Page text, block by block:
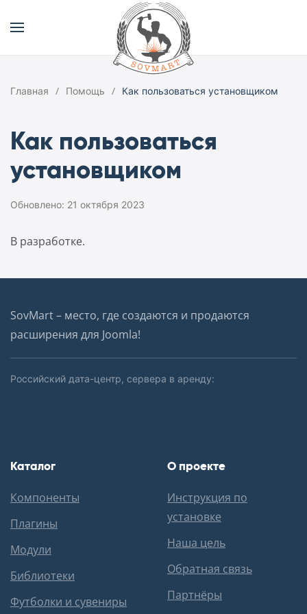
Главная Помощь Как пользоваться установщиком
Как пользоваться
установщиком
Обновлено: 21 октября 2023
В разработке.
SovMart – место, где создаются и продаются
расширения для Joomla!
Российский дата-центр, сервера в аренду:
Каталог
Компоненты
Плагины
Модули
Библиотеки
Футболки и сувениры
О проекте
Инструкция по
установке
Наша цель
Обратная связь
Партнёры